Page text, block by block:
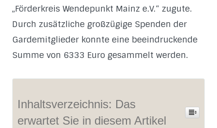
„Förderkreis Wendepunkt Mainz e.V.“ zugute.
Durch zusätzliche großzügige Spenden der
Gardemitglieder konnte eine beeindruckende
Summe von 6333 Euro gesammelt werden.
Inhaltsverzeichnis: Das
erwartet Sie in diesem Artikel